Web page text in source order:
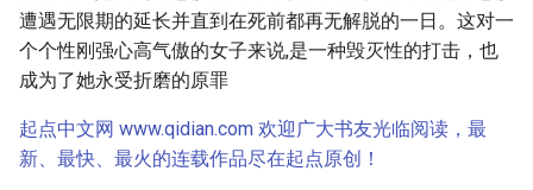
遭遇无限期的延长并直到在死前都再无解脱的一日。这对一
个个性刚强心高气傲的女子来说,是一种毁灭性的打击，也
成为了她永受折磨的原罪
起点中文网 www.qidian.com 欢迎广大书友光临阅读，最
新、最快、最火的连载作品尽在起点原创！